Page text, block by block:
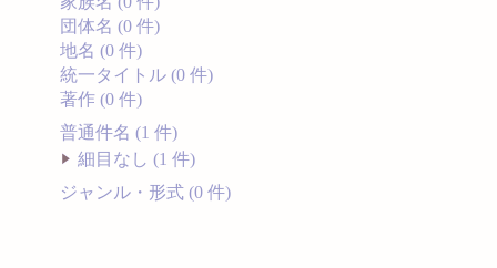
団体名 (0 件)
地名 (0 件)
統一タイトル (0 件)
著作 (0 件)
普通件名 (1 件)
細目なし (1 件)
ジャンル・形式 (0 件)